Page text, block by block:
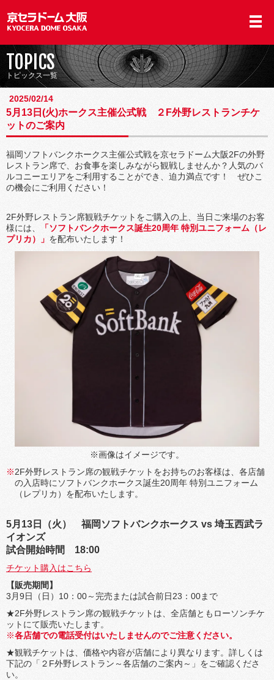
TOPICS
トピックス一覧
2025/02/14
5月13日(火)ホークス主催公式戦 ２F外野レストランチケ
ットのご案内
福岡ソフトバンクホークス主催公式戦を京セラドーム大阪2Fの外野
レストラン席で、お食事を楽しみながら観戦しませんか？人気のバ
ルコニーエリアをご利用することができ、迫力満点です！ ぜひこ
の機会にご利用ください！
2F外野レストラン席観戦チケットをご購入の上、当日ご来場のお客
様には、
「ソフトバンクホークス誕生20周年 特別ユニフォーム（レ
プリカ）」 を配布いたします！
※画像はイメージです。
2F外野レストラン席の観戦チケットをお持ちのお客様は、各店舗
の入店時にソフトバンクホークス誕生20周年 特別ユニフォーム
（レプリカ）を配布いたします。
5月13日（火） 福岡ソフトバンクホークス vs 埼玉西武ラ
イオンズ
試合開始時間 18:00
チケット購入はこちら
【販売期間】
3月9日（日）10：00～完売または試合前日23：00まで
★2F外野レストラン席の観戦チケットは、全店舗ともローソンチケ
ットにて販売いたします。
各店舗での電話受付はいたしませんのでご注意ください。
★観戦チケットは、価格や内容が店舗により異なります。詳しくは
下記の「２F外野レストラン～各店舗のご案内～」をご確認くださ
い。